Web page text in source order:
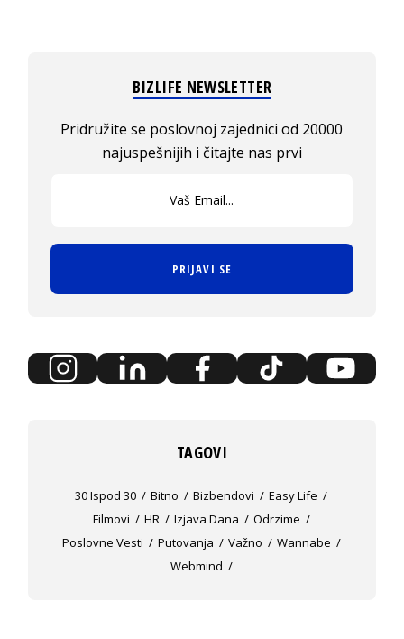
BIZLIFE NEWSLETTER
Pridružite se poslovnoj zajednici od 20000
najuspešnijih i čitajte nas prvi
PRIJAVI SE
TAGOVI
30 Ispod 30 Bitno Bizbendovi
Easy Life
Filmovi
HR Izjava Dana
Odrzime
Poslovne Vesti
Putovanja Važno
Wannabe
Webmind